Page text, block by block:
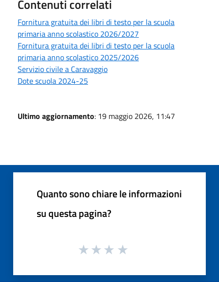
Contenuti correlati
Fornitura gratuita dei libri di testo per la scuola
primaria anno scolastico 2026/2027
Fornitura gratuita dei libri di testo per la scuola
primaria anno scolastico 2025/2026
Servizio civile a Caravaggio
Dote scuola 2024-25
Ultimo aggiornamento: 19 maggio 2026, 11:47
Quanto sono chiare le informazioni
su questa pagina?